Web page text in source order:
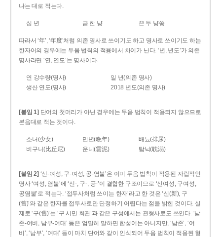
나는 대로 적는다.
십 년 금 한 냥 은 두 냥쭝
따라서 ‘年’, ‘年度’처럼 의존 명사로 쓰이기도 하고 명사로 쓰이기도 하는
한자어의 경우에는 두음 법칙의 적용에서 차이가 난다. ‘년, 년도’가 의존
명사라면 ‘연, 연도’는 명사이다.
연 강수량(명사)
일 년(의존 명사)
생산 연도(명사)
2018 년도(의존 명사)
[붙임 1] 단어의 첫머리가 아닌 경우에는 두음 법칙이 적용되지 않으므로
본음대로 적는 것이다.
소녀(少女) 만년(晩年)
배뇨(排尿)
비구니(比丘尼)
운니(雲泥) 탐닉(耽溺)
[붙임 2] ‘신-여성, 구-여성, 공-염불’은 이미 두음 법칙이 적용된 자립적인
명사 ‘여성, 염불’에 ‘신-, 구-, 공-’이 결합한 구조이므로 ‘신여성, 구여성,
공염불’로 적는다. ‘접두사처럼 쓰이는 한자’라고 한 것은 ‘신(新), 구
(舊)’와 같은 한자를 접두사로만 단정하기 어렵다는 점을 밝힌 것이다. 실
제로 ‘구(舊)’는 ‘구 시민 회관’과 같은 구성에서는 관형사로도 쓰인다. ‘남
존­-여비, 남부-­여대’ 등은 엄밀히 말하면 합성어는 아니지만, ‘남존’, ‘여
비’, ‘남부’, ‘여대’ 등이 마치 단어와 같이 인식되어 두음 법칙이 적용된 형